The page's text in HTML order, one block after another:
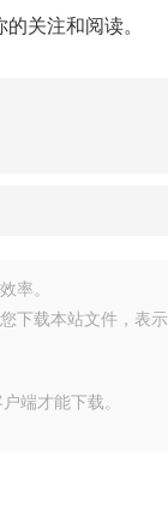
关注和阅读。
率。
下载本站文件，表
端才能下载。